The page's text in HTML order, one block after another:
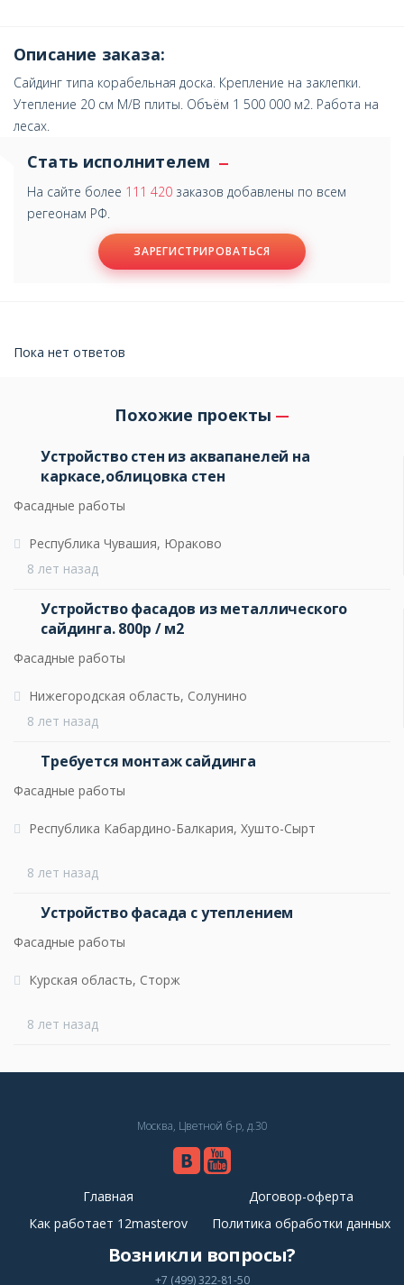
Описание заказа:
Сайдинг типа корабельная доска. Крепление на заклепки.
Утепление 20 см М/В плиты. Объём 1 500 000 м2. Работа на
лесах.
Стать исполнителем
На сайте более 111 420 заказов добавлены по всем
регеонам РФ.
ЗАРЕГИСТРИРОВАТЬСЯ
Пока нет ответов
Похожие проекты
Устройство стен из аквапанелей на
каркасе,облицовка стен
Фасадные работы
8 лет назад
Республика Чувашия, Юраково
Устройство фасадов из металлического
сайдинга. 800р / м2
Фасадные работы
8 лет назад
Нижегородская область, Солунино
Требуется монтаж сайдинга
Фасадные работы
8 лет назад
Республика Кабардино-Балкария, Хушто-Сырт
Устройство фасада с утеплением
Фасадные работы
8 лет назад
Курская область, Сторж
Москва, Цветной б-р, д.30
Главная
Договор-оферта
Как работает 12masterov
Политика обработки данных
Возникли вопросы?
+7 (499) 322-81-50